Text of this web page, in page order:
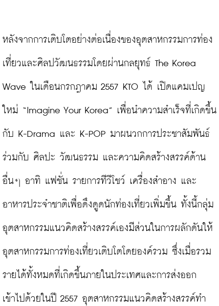
หลังจากการเติบโตอย่างต่อเนื่องของอุตสาหกรรมการท่อง
เที่ยวและศิลปวัฒนธรรมโดยผ่านกลยุทธ์ The Korea
Wave ในเดือนกรกฎาคม 2557 KTO ได้ เปิดแคมเปญ
ใหม่ “Imagine Your Korea” เพื่อนำความสำเร็จที่เกิดขึ้น
กับ K-Drama และ K-POP มาผนวกการประชาสัมพันธ์
ร่วมกับ ศิลปะ วัฒนธรรม และความคิดสร้างสรรค์ด้าน
อื่นๆ อาทิ แฟชั่น รายการทีวีโชว์ เครื่องสำอาง และ
อาหารประจำชาติเพื่อดึงดูดนักท่องเที่ยวเพิ่มขึ้น ทั้งนี้กลุ่ม
อุตสาหกรรมแนวคิดสร้างสรรค์เองมีส่วนในการผลักดันให้
อุตสาหกรรมการท่องเที่ยวเติบโตโดยองค์รวม ซึ่งเมื่อรวม
รายได้ทั้งหมดที่เกิดขึ้นภายในประเทศและการส่งออก
เข้าไปด้วยในปี 2557 อุตสาหกรรมแนวคิดสร้างสรรค์ทำ